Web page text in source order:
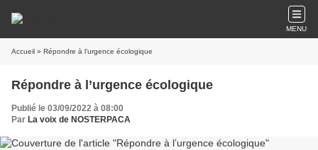
MENU
Accueil » Répondre à l’urgence écologique
Répondre à l’urgence écologique
Publié le 03/09/2022 à 08:00
Par La voix de NOSTERPACA